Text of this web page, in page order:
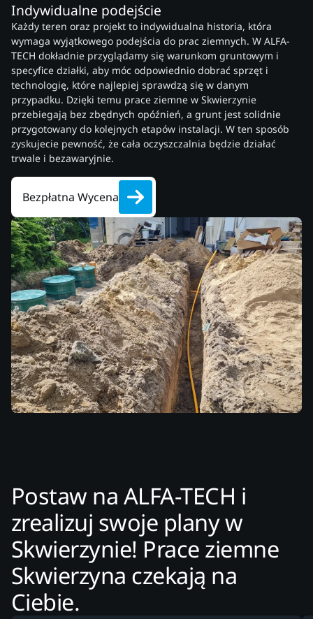
Indywidualne podejście
Każdy teren oraz projekt to indywidualna historia, która
wymaga wyjątkowego podejścia do prac ziemnych. W ALFA-
TECH dokładnie przyglądamy się warunkom gruntowym i
specyfice działki, aby móc odpowiednio dobrać sprzęt i
technologię, które najlepiej sprawdzą się w danym
przypadku. Dzięki temu prace ziemne w Skwierzynie
przebiegają bez zbędnych opóźnień, a grunt jest solidnie
przygotowany do kolejnych etapów instalacji. W ten sposób
zyskujecie pewność, że cała oczyszczalnia będzie działać
trwale i bezawaryjnie.
Bezpłatna Wycena
Postaw na ALFA-TECH i
zrealizuj swoje plany w
Skwierzynie! Prace ziemne
Skwierzyna czekają na
Ciebie.